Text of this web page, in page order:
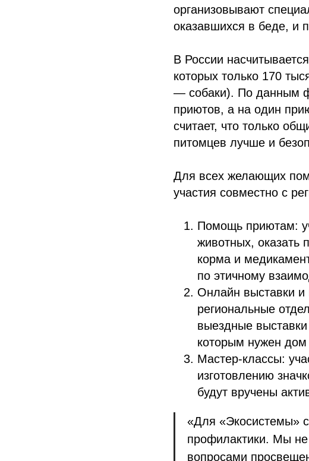
организовывают
оказавшихся в беде, и
В России
которых только 170
— собаки). По данным
приютов, а на один
считает, что только
питомцев лучше и
Для всех желающих
участия совместно с
Помощь приютам:
животных, оказать
корма и
по этичному
Онлайн выставки и
региональные
выездные
которым нужен дом
Мастер-классы:
изготовлению
будут вручены
«Для «Экосистемы»
профилактики. Мы
вопросами